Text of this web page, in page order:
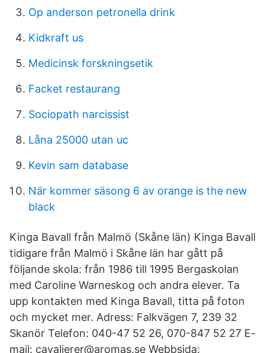
Op anderson petronella drink
Kidkraft us
Medicinsk forskningsetik
Facket restaurang
Sociopath narcissist
Låna 25000 utan uc
Kevin sam database
När kommer säsong 6 av orange is the new
black
Kinga Bavall från Malmö (Skåne län) Kinga Bavall
tidigare från Malmö i Skåne län har gått på
följande skola: från 1986 till 1995 Bergaskolan
med Caroline Warneskog och andra elever. Ta
upp kontakten med Kinga Bavall, titta på foton
och mycket mer. Adress: Falkvägen 7, 239 32
Skanör Telefon: 040-47 52 26, 070-847 52 27 E-
mail: cavalierer@aromas.se Webbsida: